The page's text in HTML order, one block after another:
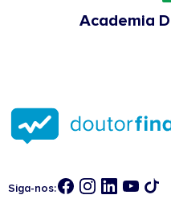
Academia
Siga-nos: